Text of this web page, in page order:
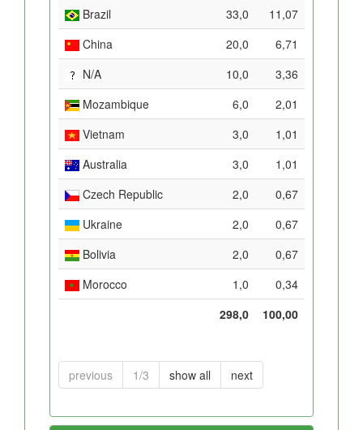
Brazil 33,0
11,07
China
20,0
6,71
N/A
10,0
3,36
Mozambique
6,0
2,01
Vietnam
3,0
1,01
Australia
3,0
1,01
Czech Republic
2,0
0,67
Ukraine
2,0
0,67
Bolivia
2,0
0,67
Morocco
1,0
0,34
298,0
100,00
previous 1/3 show all next